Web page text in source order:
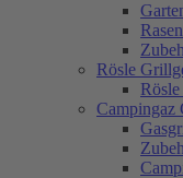
Rösle
Campingaz